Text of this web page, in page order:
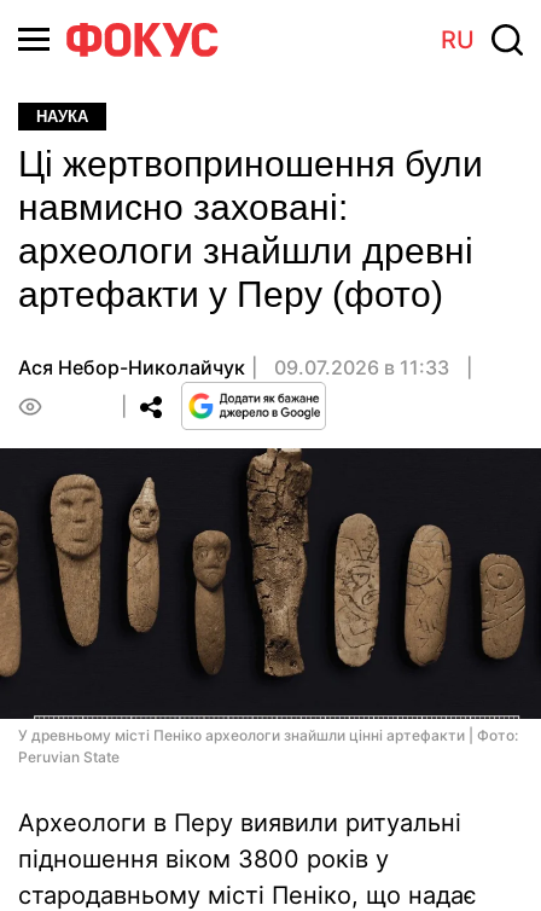
RU
НАУКА
Ці жертвоприношення були
навмисно заховані:
археологи знайшли древні
артефакти у Перу (фото)
Ася Небор-Николайчук
09.07.2026 в 11:33
У древньому місті Пеніко археологи знайшли цінні артефакти | Фото:
Peruvian State
Археологи в Перу виявили ритуальні
підношення віком 3800 років у
стародавньому місті Пеніко, що надає